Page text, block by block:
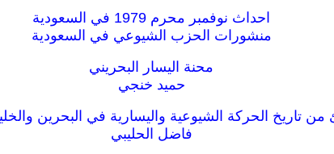
احداث نوفمبر محرم 1979 في السعودية
منشورات الحزب الشيوعي في السعودية
محنة اليسار البحريني
حميد خنجي
تاريخ الحركة الشيوعية واليسارية في البحرين
فاضل الحليبي